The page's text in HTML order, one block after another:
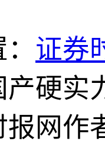
证券
硬实
网作